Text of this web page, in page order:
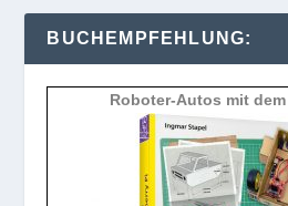
BUCHEMPFEHLUNG:
Roboter-Autos mit